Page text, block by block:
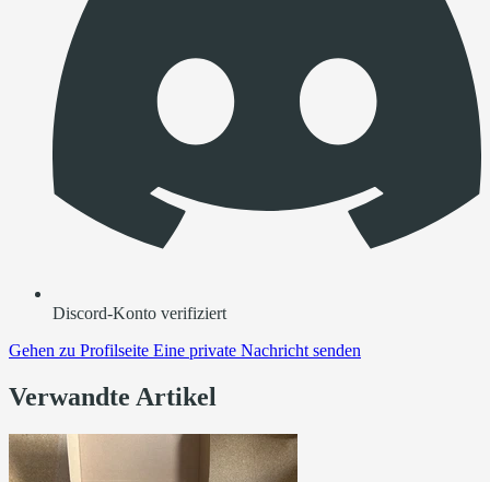
Discord-Konto verifiziert
Gehen zu Profilseite Eine private Nachricht senden
Verwandte Artikel